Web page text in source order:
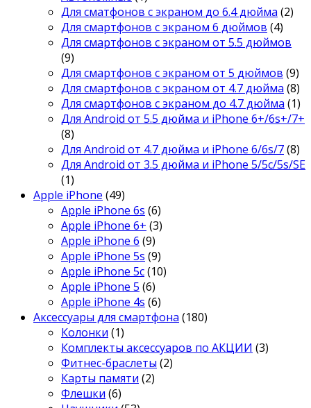
Для сматфонов с экраном до 6.4 дюйма (2)
Для смартфонов с экраном 6 дюймов (4)
Для смартфонов с экраном от 5.5 дюймов
(9)
Для смартфонов с экраном от 5 дюймов (9)
Для смартфонов с экраном от 4.7 дюйма (8)
Для смартфонов с экраном до 4.7 дюйма (1)
Для Android от 5.5 дюйма и iPhone 6+/6s+/7+
(8)
Для Android от 4.7 дюйма и iPhone 6/6s/7(8)
Для Android от 3.5 дюйма и iPhone 5/5c/5s/SE
(1)
Apple iPhone (49)
Apple iPhone 6s (6)
Apple iPhone 6+ (3)
Apple iPhone 6 (9)
Apple iPhone 5s (9)
Apple iPhone 5c(10)
Apple iPhone 5 (6)
Apple iPhone 4s (6)
Аксессуары для смартфона (180)
Колонки (1)
Комплекты аксессуаров по АКЦИИ (3)
Фитнес-браслеты (2)
Карты памяти (2)
Флешки (6)